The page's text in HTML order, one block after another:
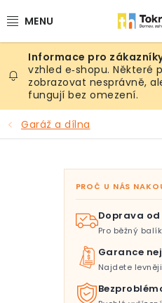
na
Výrobky
Místnosti
Venkovní prostory
Sezóna & Volný čas
vzhled e‑shopu. Některé
zobrazovat nesprávně,
fungují bez omezení.
Garáž a dílna
PROČ U NÁS
Doprava od
Pro běžný
Garance
Najdete